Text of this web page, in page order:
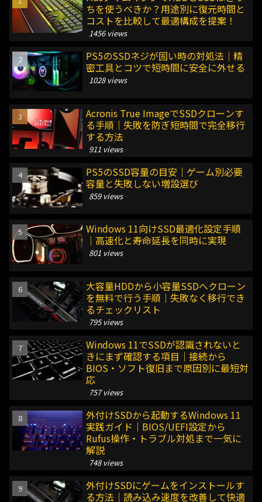
ちを使うべきか？用途別に復元時間と
コストを比較して最適構成を提案！
1456 views
PS5のSSDネジが固い時の対処法｜精
密工具とコツで短時間に安全に外せる
1028 views
Acronis True ImageでSSDクローンす
る手順｜失敗を防ぎ短時間で完全移行
する方法
911 views
PS5のSSD容量の目安｜ゲーム別必要
容量と失敗しない増設選び
859 views
Windows 11向けSSD最適化設定手順
｜高速化と寿命延長を同時に実現
801 views
大容量HDDから小容量SSDへクローン
を無料で行う手順｜失敗なく移行でき
るチェックリスト
795 views
Windows 11でSSDが認識されないと
きにまず確認する項目｜接続から
BIOS・ソフト復旧まで原因別に最短対
応
757 views
外付けSSDから起動するWindows 11
実践ガイド｜BIOS/UEFI設定から
Rufus操作・トラブル対処まで一気に
解説
748 views
外付けSSDにゲームをインストールす
る方法｜読み込み速度を改善して快適